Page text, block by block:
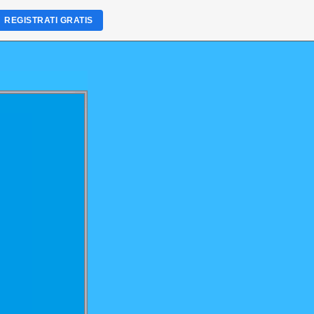
REGISTRATI GRATIS